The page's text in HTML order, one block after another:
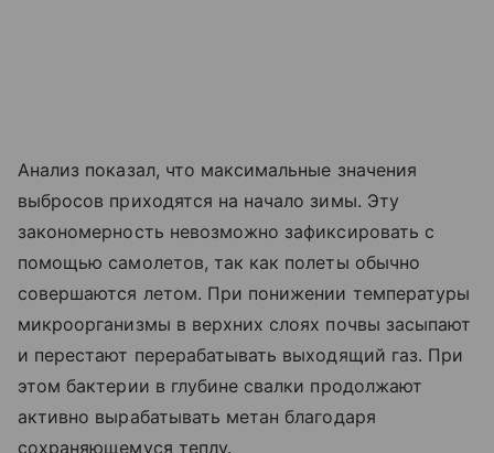
Анализ показал, что максимальные значения
выбросов приходятся на начало зимы. Эту
закономерность невозможно зафиксировать с
помощью самолетов, так как полеты обычно
совершаются летом. При понижении температуры
микроорганизмы в верхних слоях почвы засыпают
и перестают перерабатывать выходящий газ. При
этом бактерии в глубине свалки продолжают
активно вырабатывать метан благодаря
сохраняющемуся теплу.